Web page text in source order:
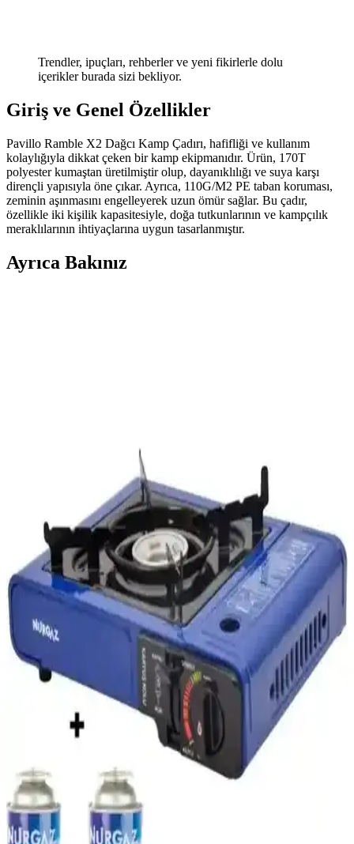
Trendler, ipuçları, rehberler ve yeni fikirlerle dolu
içerikler burada sizi bekliyor.
Giriş ve Genel Özellikler
Pavillo Ramble X2 Dağcı Kamp Çadırı, hafifliği ve kullanım
kolaylığıyla dikkat çeken bir kamp ekipmanıdır. Ürün, 170T
polyester kumaştan üretilmiştir olup, dayanıklılığı ve suya karşı
dirençli yapısıyla öne çıkar. Ayrıca, 110G/M2 PE taban koruması,
zeminin aşınmasını engelleyerek uzun ömür sağlar. Bu çadır,
özellikle iki kişilik kapasitesiyle, doğa tutkunlarının ve kampçılık
meraklılarının ihtiyaçlarına uygun tasarlanmıştır.
Ayrıca Bakınız
Migros, geniş ürün yelpazesi ve uygun fiyat politikasıyla kamp
malzemeleri ihtiyaçlarınızı karşılar. Online platformda ürün detayları
ve kullanıcı yorumlarıyla kolay alışveriş imkanı sunar.
Katlanabilir Su Bidonları: Seyahat ve Günlük
Kullanım İçin Pratik Çözüm
Katlanabilir su bidonları, hafif ve dayanıklı malzemeleriyle seyahat,
kamp ve günlük kullanımda pratiklik sağlar. Esnek yapısı sayesinde
alan tasarrufu yapar ve hijyenik su taşımaya uygundur.
Orcamp Kamp Tencere Setleri: Dayanıklı ve Pratik
Kamp Mutfak Çözümü
Orcamp kamp tencere setleri, dayanıklı malzemeleri ve çeşitli
boyutlarıyla kamp yaparken kullanışlı ve güvenilir bir mutfak
çözümüdür. Hafif tasarımı ve kolay bakım özellikleriyle doğada
yemek hazırlığını pratik hale getirir.
Pratik LED Aydınlatma Ürünleri: Dış Mekanlar ve
Taşınabilir Kullanım İçin Yenilikçi Çözümler
Dış mekanlar ve taşınabilir kullanım için dayanıklı, enerji tasarruflu
ve su geçirmez LED aydınlatma ürünleriyle pratik çözümler
sunuyoruz.